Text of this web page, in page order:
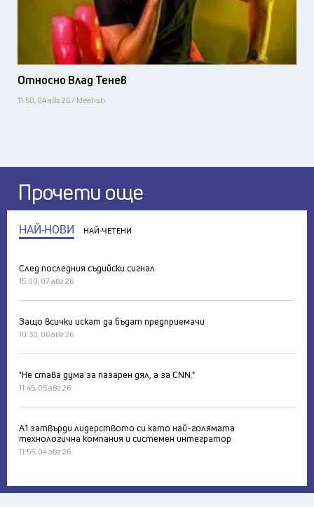
Относно Влад Тенев
11:50, 04 авг 26 / Idealisti
Прочети още
НАЙ-НОВИ НАЙ-ЧЕТЕНИ
След последния съдийски сигнал
15:00, 07 авг 26
Защо всички искат да бъдат предприемачи
10:30, 06 авг 26
"Не става дума за пазарен дял, а за CNN."
11:45, 05 авг 26
А1 затвърди лидерството си като най-голямата
технологична компания и системен интегратор
11:56, 04 авг 26